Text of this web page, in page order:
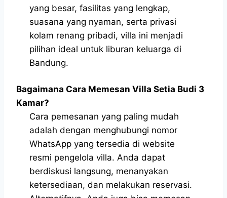
yang besar, fasilitas yang lengkap,
suasana yang nyaman, serta privasi
kolam renang pribadi, villa ini menjadi
pilihan ideal untuk liburan keluarga di
Bandung.
Bagaimana Cara Memesan Villa Setia Budi 3
Kamar?
Cara pemesanan yang paling mudah
adalah dengan menghubungi nomor
WhatsApp yang tersedia di website
resmi pengelola villa. Anda dapat
berdiskusi langsung, menanyakan
ketersediaan, dan melakukan reservasi.